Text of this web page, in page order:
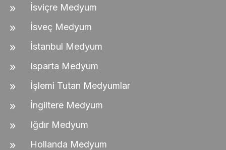
İsviçre Medyum
İsveç Medyum
İstanbul Medyum
Isparta Medyum
İşlemi Tutan Medyumlar
İngiltere Medyum
Iğdır Medyum
Hollanda Medyum